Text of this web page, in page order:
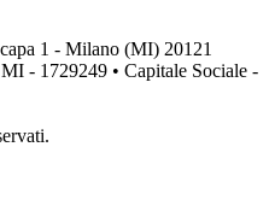
1 - Milano (MI) 20121
- 1729249 • Capitale Sociale -